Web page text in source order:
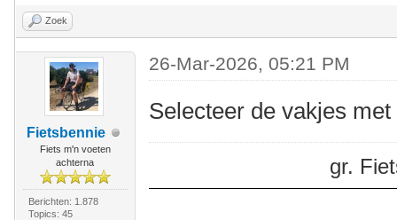
Zoek
Fietsbennie
Fiets m'n voeten
achterna
Berichten: 1.878
Topics: 45
26-Mar-2026, 05:21 PM
Selecteer de vakjes
gr.